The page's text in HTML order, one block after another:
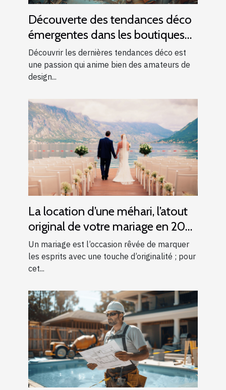
Découverte des tendances déco
émergentes dans les boutiques
locales
Découvrir les dernières tendances déco est
une passion qui anime bien des amateurs de
design...
La location d’une méhari, l’atout
original de votre mariage en 2025
!Un mariage est l’occasion rêvée de marquer
les esprits avec une touche d’originalité ; pour
cet...